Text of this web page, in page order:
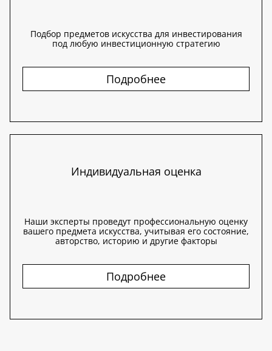
Подбор предметов искусства для инвестирования
под любую инвестиционную стратегию
Подробнее
Индивидуальная оценка
Наши эксперты проведут профессиональную оценку
вашего предмета искусства, учитывая его состояние,
авторство, историю и другие факторы
Подробнее